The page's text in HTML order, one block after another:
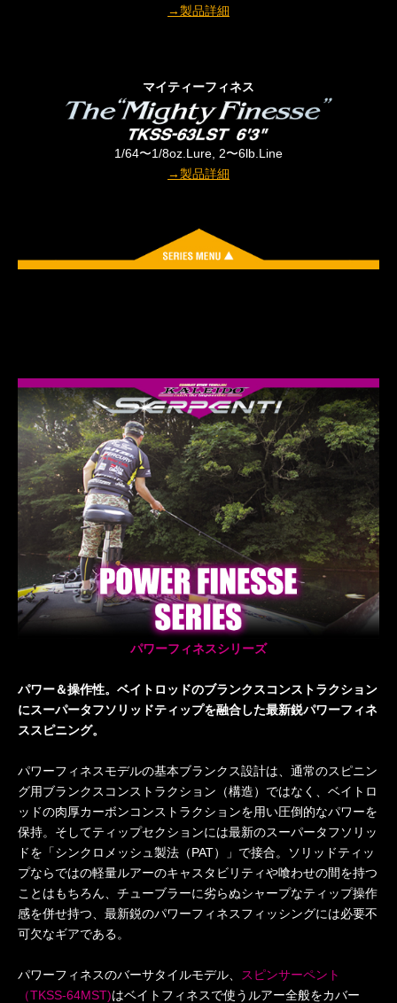
→製品詳細
マイティーフィネス
1/64〜1/8oz.Lure, 2〜6lb.Line
→製品詳細
パワーフィネスシリーズ
パワー＆操作性。ベイトロッドのブランクスコンストラクション
にスーパータフソリッドティップを融合した最新鋭パワーフィネ
ススピニング。
パワーフィネスモデルの基本ブランクス設計は、通常のスピニン
グ用ブランクスコンストラクション（構造）ではなく、ベイトロ
ッドの肉厚カーボンコンストラクションを用い圧倒的なパワーを
保持。そしてティップセクションには最新のスーパータフソリッ
ドを「シンクロメッシュ製法（PAT）」で接合。ソリッドティッ
プならではの軽量ルアーのキャスタビリティや喰わせの間を持つ
ことはもちろん、チューブラーに劣らぬシャープなティップ操作
感を併せ持つ、最新鋭のパワーフィネスフィッシングには必要不
可欠なギアである。
パワーフィネスのバーサタイルモデル、 スピンサーペント
（TKSS-64MST)はベイトフィネスで使うルアー全般をカバー